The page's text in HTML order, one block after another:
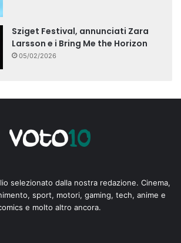
Sziget Festival, annunciati Zara
Larsson e i Bring Me the Horizon
05/02/2026
selezionato dalla nostra redazione. Cinema,
sport, motori, gaming, tech, anime e
e molto altro ancora.